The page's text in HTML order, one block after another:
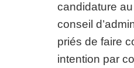
candidature
conseil
priés de faire
intention par